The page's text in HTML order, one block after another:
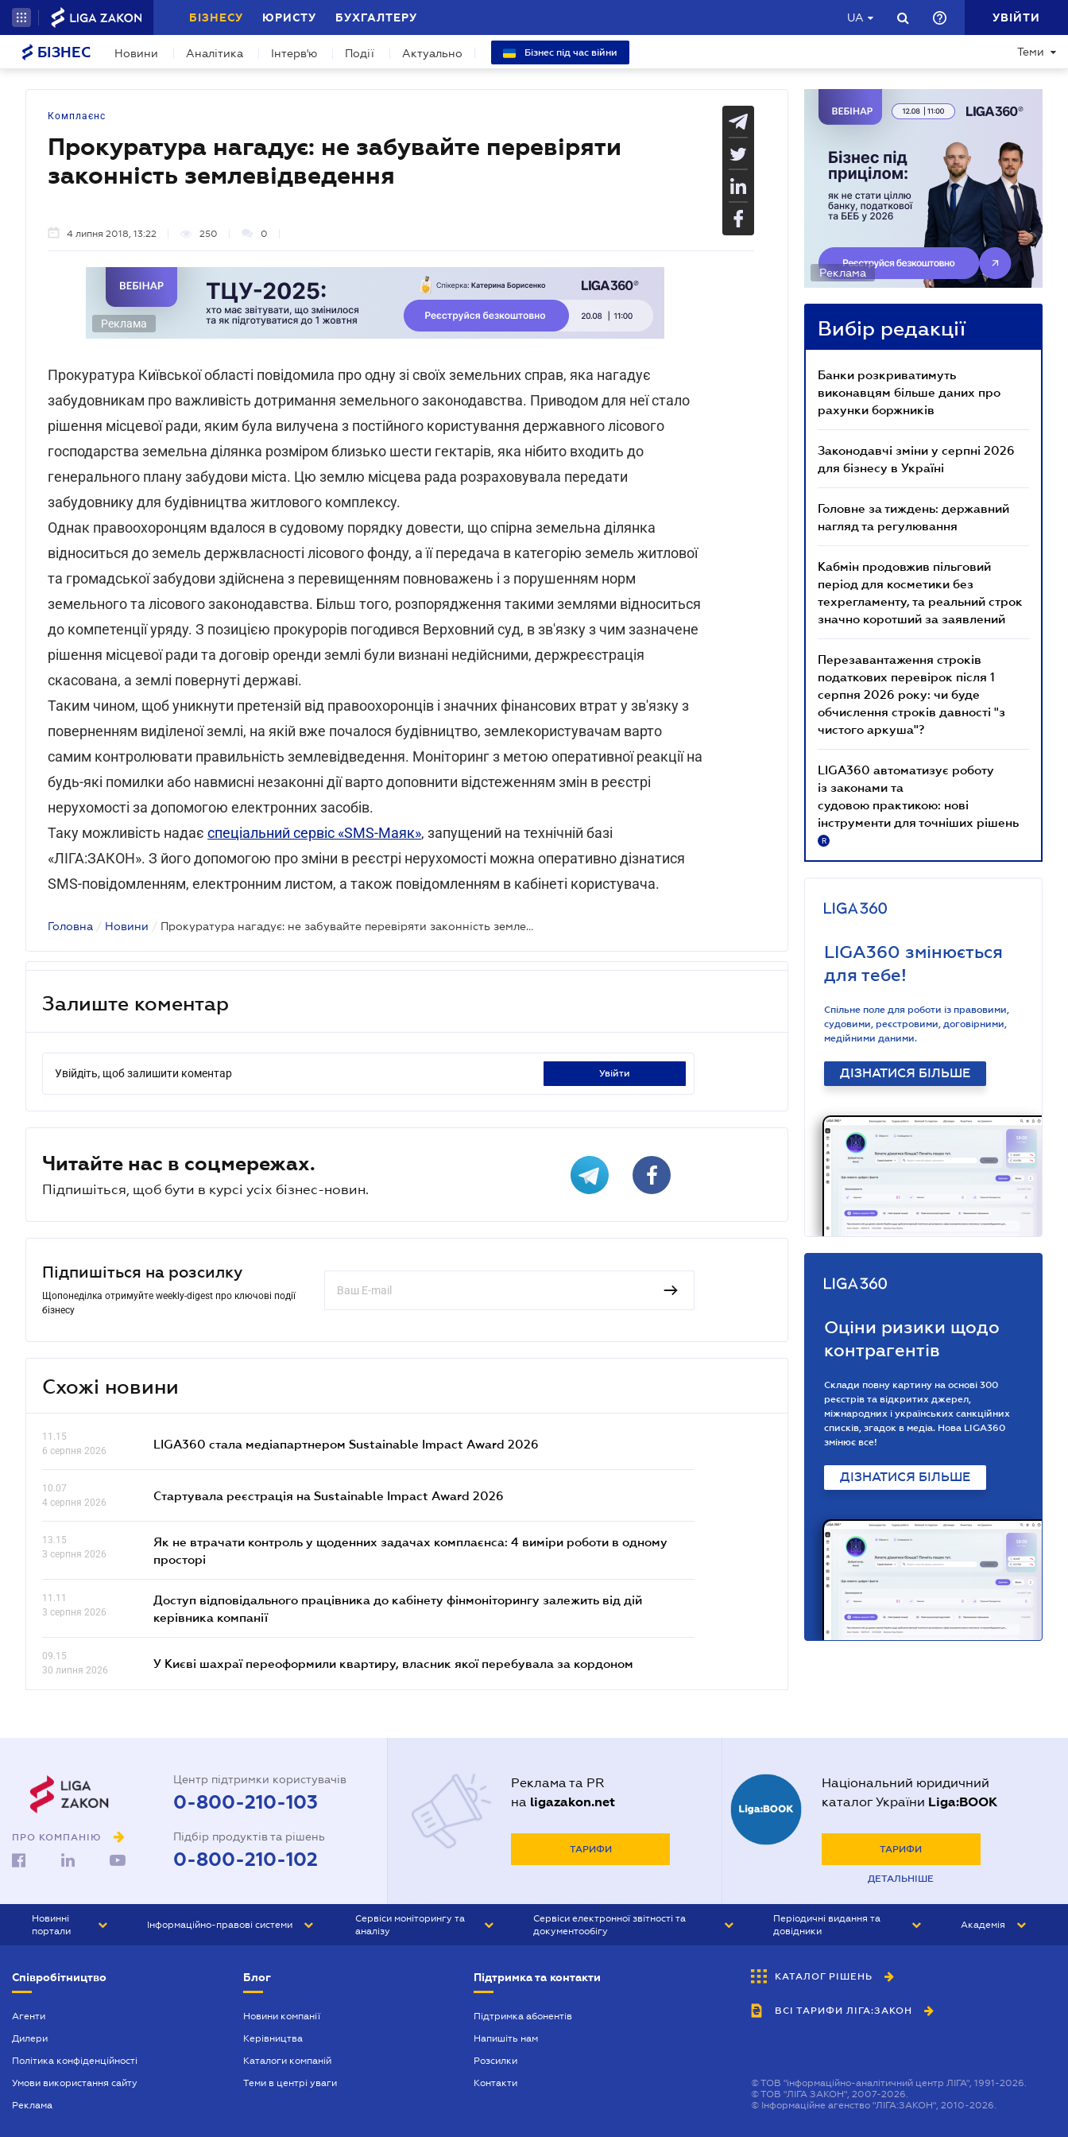
БІЗНЕСУ ЮРИСТУ БУХГАЛТЕРУ UA УВІЙТИ
БІЗНЕС Новини Аналітика Інтерв'ю Події Актуально Бізнес під час війни Теми
Комплаєнс
Прокуратура нагадує: не забувайте перевіряти
законність землевідведення
4 липня 2018, 13:22 250 0
Реклама
Прокуратура Київської області повідомила про одну зі своїх земельних справ, яка нагадує
забудовникам про важливість дотримання земельного законодавства. Приводом для неї стало
рішення місцевої ради, яким була вилучена з постійного користування державного лісового
господарства земельна ділянка розміром близько шести гектарів, яка нібито входить до
генерального плану забудови міста. Цю землю місцева рада розраховувала передати
забудовнику для будівництва житлового комплексу.
Однак правоохоронцям вдалося в судовому порядку довести, що спірна земельна ділянка
відноситься до земель держвласності лісового фонду, а її передача в категорію земель житлової
та громадської забудови здійснена з перевищенням повноважень і з порушенням норм
земельного та лісового законодавства. Більш того, розпорядження такими землями відноситься
до компетенції уряду. З позицією прокурорів погодився Верховний суд, в зв'язку з чим зазначене
рішення місцевої ради та договір оренди землі були визнані недійсними, держреєстрація
скасована, а землі повернуті державі.
Таким чином, щоб уникнути претензій від правоохоронців і значних фінансових втрат у зв'язку з
поверненням виділеної землі, на якій вже почалося будівництво, землекористувачам варто
самим контролювати правильність землевідведення. Моніторинг з метою оперативної реакції на
будь-які помилки або навмисні незаконні дії варто доповнити відстеженням змін в реєстрі
нерухомості за допомогою електронних засобів.
Таку можливість надає спеціальний сервіс «SMS-Маяк», запущений на технічній базі
«ЛІГА:ЗАКОН». З його допомогою про зміни в реєстрі нерухомості можна оперативно дізнатися
SMS-повідомленням, електронним листом, а також повідомленням в кабінеті користувача.
Головна / Новини / Прокуратура нагадує: не забувайте перевіряти законність землевідведення
Залиште коментар
Увійдіть, щоб залишити коментар увійти
Читайте нас в соцмережах.
Підпишіться, щоб бути в курсі усіх бізнес-новин.
Підпишіться на розсилку
Щопонеділка отримуйте weekly-digest про ключові події
бізнесу
Схожі новини
11.15
6 серпня 2026
LIGA360 стала медіапартнером Sustainable Impact Award 2026
10.07
4 серпня 2026
Стартувала реєстрація на Sustainable Impact Award 2026
13.15
3 серпня 2026
Як не втрачати контроль у щоденних задачах комплаєнса: 4 виміри роботи в одному
просторі
11.11
3 серпня 2026
Доступ відповідального працівника до кабінету фінмоніторингу залежить від дій
керівника компанії
09.15
30 липня 2026
У Києві шахраї переоформили квартиру, власник якої перебувала за кордоном
Реклама
Вибір редакції
Банки розкриватимуть
виконавцям більше даних про
рахунки боржників
Законодавчі зміни у серпні 2026
для бізнесу в Україні
Головне за тиждень: державний
нагляд та регулювання
Кабмін продовжив пільговий
період для косметики без
техрегламенту, та реальний строк
значно коротший за заявлений
Перезавантаження строків
податкових перевірок після 1
серпня 2026 року: чи буде
обчислення строків давності "з
чистого аркуша"?
LIGA360 автоматизує роботу
із законами та
судовою практикою: нові
інструменти для точніших рішень
R
LIGA360 змінюється
для тебе!
Спільне поле для роботи із правовими,
судовими, реєстровими, договірними,
медійними даними.
ДІЗНАТИСЯ БІЛЬШЕ
Оціни ризики щодо
контрагентів
Склади повну картину на основі 300
реєстрів та відкритих джерел,
міжнародних і українських санкційних
списків, згадок в медіа. Нова LIGA360
змінює все!
ДІЗНАТИСЯ БІЛЬШЕ
ПРО КОМПАНІЮ
Центр підтримки користувачів
0-800-210-103
Підбір продуктів та рішень
0-800-210-102
Реклама та PR
на ligazakon.net
ТАРИФИ
Національний юридичний
каталог України Liga:BOOK
ТАРИФИ
ДЕТАЛЬНІШЕ
Новинні
портали
БІЗНЕС
Інформаційно-правові системи
БУХГАЛТЕР ПРОФ
Сервіси моніторингу та
аналізу
Сервіси електронної звітності та
документообігу
Періодичні видання та
довідники
БУХГАЛТЕР&ЗАКОН
ВІСНИК МСФЗ
Академія
Співробітництво
Агенти
Дилери
Політика конфіденційності
Умови використання сайту
Реклама
Блог
Новини компанії
Керівництва
Каталоги компаній
Теми в центрі уваги
Підтримка та контакти
Підтримка абонентів
Напишіть нам
Розсилки
Контакти
КАТАЛОГ РІШЕНЬ
ВСІ ТАРИФИ ЛІГА:ЗАКОН
©ТОВ "інформаційно-аналітичний центр ЛІГА", 1991-2026.
©ТОВ "ЛІГА ЗАКОН", 2007-2026.
© Інформаційне агенство "ЛІГА:ЗАКОН", 2010-2026.